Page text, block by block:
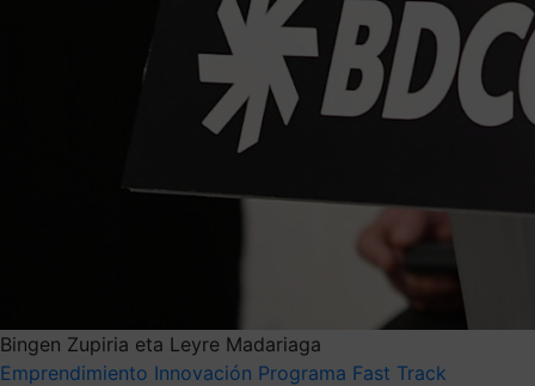
Bingen Zupiria eta Leyre Madariaga
Emprendimiento Innovación Programa Fast Track